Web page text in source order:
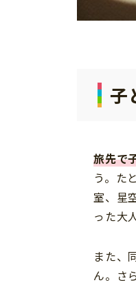
子
旅先で
う。た
室、星
った大
また、
ん。さ